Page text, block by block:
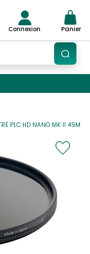
Connexion Panier
PLC HD NANO MK II 49MM